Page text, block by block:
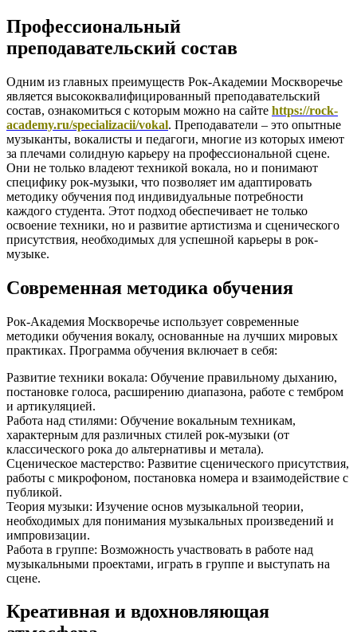
Профессиональный
преподавательский состав
Одним из главных преимуществ Рок-Академии Москворечье
является высококвалифицированный преподавательский
состав, ознакомиться с которым можно на сайте https://rock-
academy.ru/specializacii/vokal. Преподаватели – это опытные
музыканты, вокалисты и педагоги, многие из которых имеют
за плечами солидную карьеру на профессиональной сцене.
Они не только владеют техникой вокала, но и понимают
специфику рок-музыки, что позволяет им адаптировать
методику обучения под индивидуальные потребности
каждого студента. Этот подход обеспечивает не только
освоение техники, но и развитие артистизма и сценического
присутствия, необходимых для успешной карьеры в рок-
музыке.
Современная методика обучения
Рок-Академия Москворечье использует современные
методики обучения вокалу, основанные на лучших мировых
практиках. Программа обучения включает в себя:
Развитие техники вокала: Обучение правильному дыханию,
постановке голоса, расширению диапазона, работе с тембром
и артикуляцией.
Работа над стилями: Обучение вокальным техникам,
характерным для различных стилей рок-музыки (от
классического рока до альтернативы и метала).
Сценическое мастерство: Развитие сценического присутствия,
работы с микрофоном, постановка номера и взаимодействие с
публикой.
Теория музыки: Изучение основ музыкальной теории,
необходимых для понимания музыкальных произведений и
импровизации.
Работа в группе: Возможность участвовать в работе над
музыкальными проектами, играть в группе и выступать на
сцене.
Креативная и вдохновляющая